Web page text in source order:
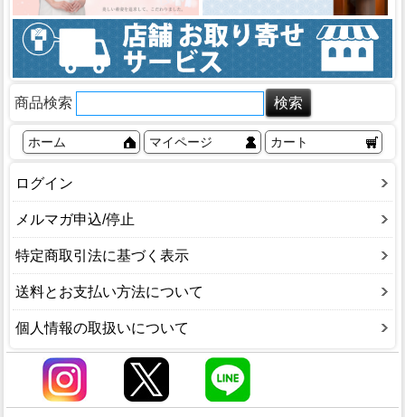
商品検索
ホーム マイページ カート
ログイン
メルマガ申込/停止
特定商取引法に基づく表示
送料とお支払い方法について
個人情報の取扱いについて